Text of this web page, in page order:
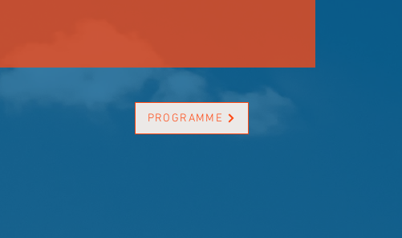
PROGRAMME